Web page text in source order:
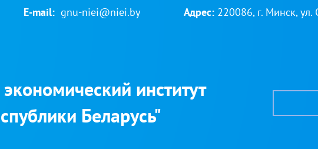
E-mail: gnu-niei@niei.by Адрес: 220086, г. Минск, ул.
институт
Беларусь"